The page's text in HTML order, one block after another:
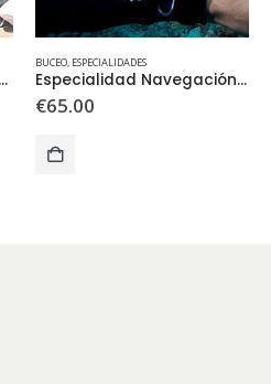
Curso Monitor Tiempo Libre Oficial
BUCEO, ESPECIALIDADES
Especialidad Navegación Subacuática
€65.00